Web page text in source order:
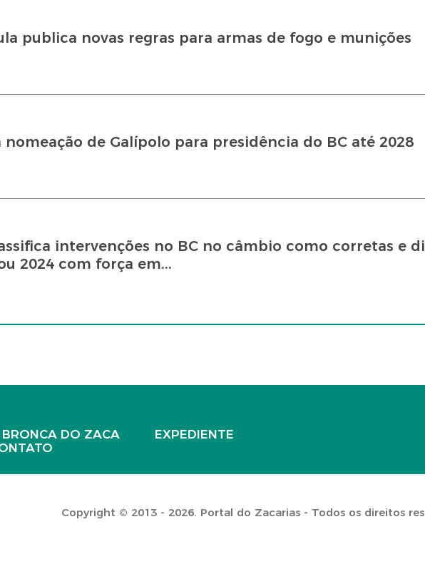
publica novas regras para armas de fogo e munições
nomeação de Galípolo para presidência do BC até 2028
intervenções no BC no câmbio como corretas e
2024 com força em...
DO ZACA
EXPEDIENTE
Copyright © 2013 - 2026. Portal do Zacarias - Todos os direitos